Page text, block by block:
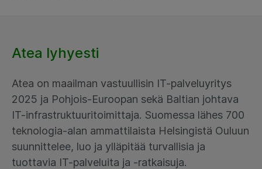
Atea lyhyesti
Atea on maailman vastuullisin IT-palveluyritys
2025 ja Pohjois-Euroopan sekä Baltian johtava
IT-infrastruktuuritoimittaja. Suomessa lähes 700
teknologia-alan ammattilaista Helsingistä Ouluun
suunnittelee, luo ja ylläpitää turvallisia ja
tuottavia IT-palveluita ja -ratkaisuja.